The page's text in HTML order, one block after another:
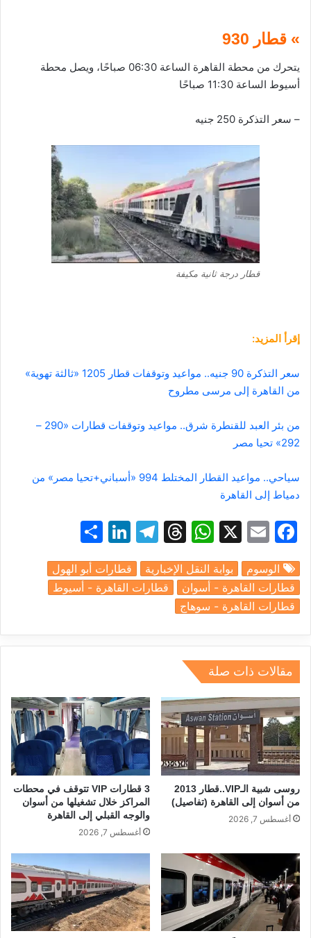
» قطار 930
يتحرك من محطة القاهرة الساعة 06:30 صباحًا، ويصل محطة
أسيوط الساعة 11:30 صباحًا
– سعر التذكرة 250 جنيه
قطار درجة ثانية مكيفة
إقرأ المزيد:
سعر التذكرة 90 جنيه.. مواعيد وتوقفات قطار 1205 «ثالثة تهوية»
من القاهرة إلى مرسى مطروح
من بئر العبد للقنطرة شرق.. مواعيد وتوقفات قطارات «290 –
292» تحيا مصر
سياحي.. مواعيد القطار المختلط 994 «أسباني+تحيا مصر» من
دمياط إلى القاهرة
F
c
e
b
o
o
k
E
ai
l
X
W
at
s
A
p
p
T
e
a
s
T
e
gr
m
Li
k
e
n
ar
e
الوسوم بوابة النقل الإخبارية
قطارات أبو الهول
قطارات القاهرة - أسوان
قطارات القاهرة - أسيوط
قطارات القاهرة - سوهاج
مقالات ذات صلة
روسى شبية الـVIP..قطار 2013
من أسوان إلى القاهرة (تفاصيل)
أغسطس 7, 2026
3 قطارات VIP تتوقف في محطات
المراكز خلال تشغيلها من أسوان
والوجه القبلي إلى القاهرة
أغسطس 7, 2026